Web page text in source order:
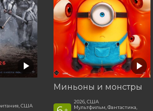
США
Миньоны и монстры
2026, США
Мультфильм, Фантастика,